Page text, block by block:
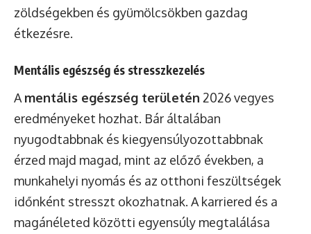
zöldségekben és gyümölcsökben gazdag
étkezésre.
Mentális egészség és stresszkezelés
A mentális egészség területén 2026 vegyes
eredményeket hozhat. Bár általában
nyugodtabbnak és kiegyensúlyozottabbnak
érzed majd magad, mint az előző években, a
munkahelyi nyomás és az otthoni feszültségek
időnként stresszt okozhatnak. A karriered és a
magánéleted közötti egyensúly megtalálása